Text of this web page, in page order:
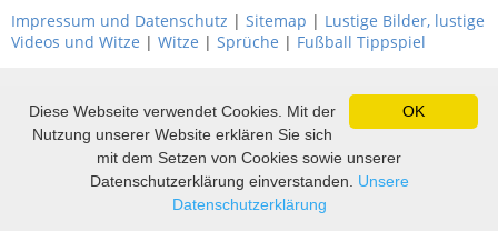
Impressum und Datenschutz | Sitemap | Lustige Bilder, lustige
Videos und Witze | Witze | Sprüche | Fußball Tippspiel
OK
Diese Webseite verwendet Cookies. Mit der
Nutzung unserer Website erklären Sie sich
mit dem Setzen von Cookies sowie unserer
Datenschutzerklärung einverstanden. Unsere
Datenschutzerklärung